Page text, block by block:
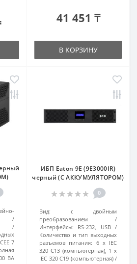
41 451 ₸
В КОРЗИНУ
7
ВА
ИБП Eaton 9E (9E3000IR)
черный (С АККУМУЛЯТОРОМ)
0
Вид:
с двойным
преобразованием
Интерфейсы:
RS-232, USB
Количество и тип выходных
разъемов питания: 6 х IEC
320 C13 (компьютерная), 1 х
IEC 320 C19 (компьютерная)